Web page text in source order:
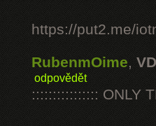
https://put2.me/
RubenmOime,
odpovědět
:::::::::::::::: ONLY